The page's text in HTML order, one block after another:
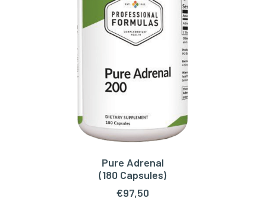
TOEVOEGEN AAN WINKELWAGEN
Pure Adrenal
(180 Capsules)
€97,50